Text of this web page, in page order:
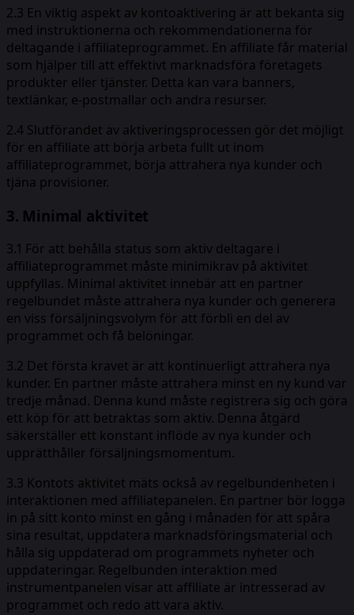
2.3 En viktig aspekt av kontoaktivering är att bekanta sig
med instruktionerna och rekommendationerna för
deltagande i affiliateprogrammet. En affiliate får material
som hjälper till att effektivt marknadsföra företagets
produkter eller tjänster. Detta kan vara banners,
textlänkar, e-postmallar och andra resurser.
2.4 Slutförandet av aktiveringsprocessen gör det möjligt
för en affiliate att börja arbeta fullt ut inom
affiliateprogrammet, börja attrahera nya kunder och
tjäna provisioner.
3. Minimal aktivitet
3.1 För att behålla status som aktiv deltagare i
affiliateprogrammet måste minimikrav på aktivitet
uppfyllas. Minimal aktivitet innebär att en partner
regelbundet måste attrahera nya kunder och generera
en viss försäljningsvolym för att förbli en del av
programmet och få belöningar.
3.2 Det första kravet är att kontinuerligt attrahera nya
kunder. En partner måste attrahera minst en ny kund var
tredje månad. Denna kund måste registrera sig och göra
ett köp för att betraktas som aktiv. Denna åtgärd
säkerställer ett konstant inflöde av nya kunder och
upprätthåller försäljningsmomentum.
3.3 Kontots aktivitet mäts också av regelbundenheten i
interaktionen med affiliatepanelen. En partner bör logga
in på sitt konto minst en gång i månaden för att spåra
sina resultat, uppdatera marknadsföringsmaterial och
hålla sig uppdaterad om programmets nyheter och
uppdateringar. Regelbunden interaktion med
instrumentpanelen visar att affiliate är intresserad av
programmet och redo att vara aktiv.